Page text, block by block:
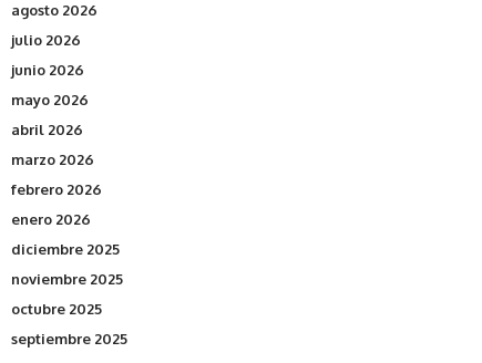
agosto 2026
julio 2026
junio 2026
mayo 2026
abril 2026
marzo 2026
febrero 2026
enero 2026
diciembre 2025
noviembre 2025
octubre 2025
septiembre 2025